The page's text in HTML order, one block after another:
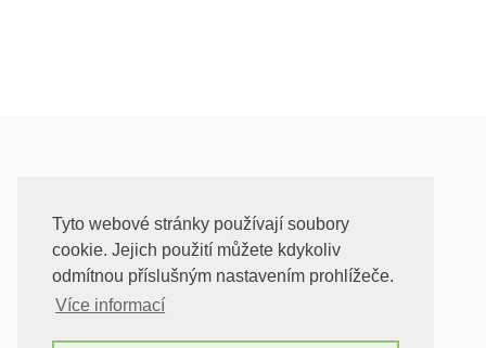
Tyto webové stránky používají soubory
cookie. Jejich použití můžete kdykoliv
odmítnou příslušným nastavením prohlížeče.
Více informací
Odeslání zprávy. Všechna pole označená * jsou povinná.
Upozornění: